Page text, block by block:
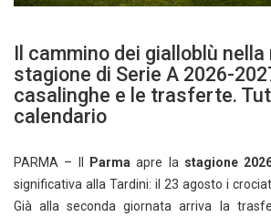
Il cammino dei gialloblù nella
stagione di Serie A 2026-
casalinghe e le trasferte.
calendario
PARMA – Il Parmaapre la stagione
significativa alla Tardini: il 23 agosto i
Già alla seconda giornata arriva la